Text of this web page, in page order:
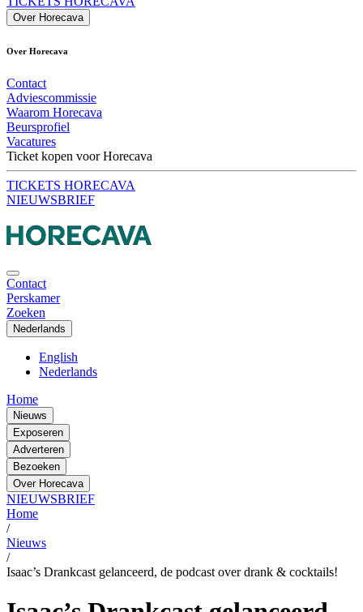
Over Horecava
Over Horecava
Contact
Adviescommissie
Waarom Horecava
Beursprofiel
Vacatures
Ticket kopen voor Horecava
TICKETS HORECAVA
NIEUWSBRIEF
Contact
Perskamer
Zoeken
Nederlands
English
Nederlands
Home
Nieuws
Exposeren
Adverteren
Bezoeken
Over Horecava
NIEUWSBRIEF
Home
/
Nieuws
/
Isaac’s Drankcast gelanceerd, de podcast over drank & cocktails!